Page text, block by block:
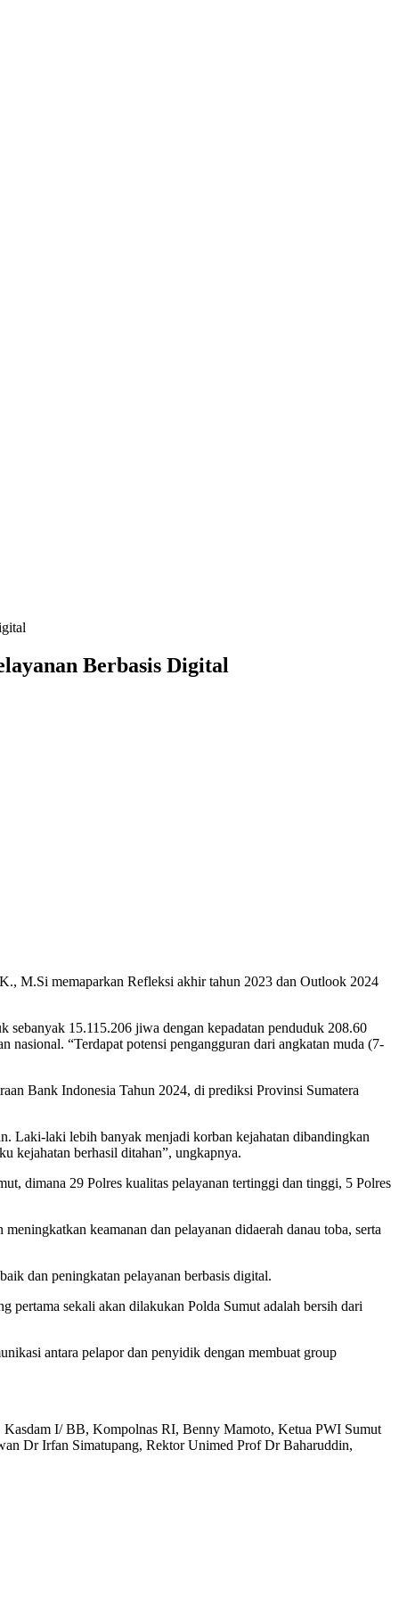
Berbasis Digital
M.Si memaparkan Refleksi akhir tahun 2023 dan Outlook 2024
15.115.206 jiwa dengan kepadatan penduduk 208.60
“Terdapat potensi pengangguran dari angkatan muda (7-
Bank Indonesia Tahun 2024, di prediksi Provinsi Sumatera
Laki-laki lebih banyak menjadi korban kejahatan dibandingkan
kejahatan berhasil ditahan”, ungkapnya.
dimana 29 Polres kualitas pelayanan tertinggi dan tinggi, 5 Polres
keamanan dan pelayanan didaerah danau toba, serta
dan peningkatan pelayanan berbasis digital.
pertama sekali akan dilakukan Polda Sumut adalah bersih dari
antara pelapor dan penyidik dengan membuat group
Kasdam I/ BB, Kompolnas RI, Benny Mamoto, Ketua PWI Sumut
Dr Irfan Simatupang, Rektor Unimed Prof Dr Baharuddin,